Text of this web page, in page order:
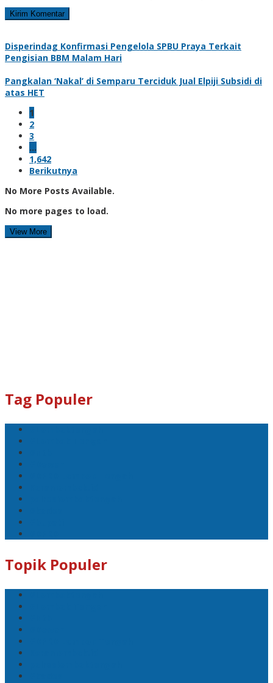
Disperindag Konfirmasi Pengelola SPBU Praya Terkait
Pengisian BBM Malam Hari
Pangkalan ‘Nakal’ di Semparu Terciduk Jual Elpiji Subsidi di
atas HET
1
2
3
…
1,642
Berikutnya
No More Posts Available.
No more pages to load.
View More
Tag Populer
Topik Populer